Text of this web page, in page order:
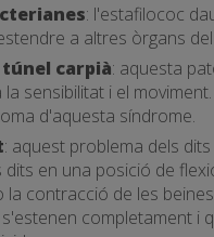
: l'estafilococ
a altres òrgans
carpià: aquesta
la sensibilitat i el
d'aquesta síndrome.
: aquest problema dels
dits en una posició de
la contracció de les
completament i